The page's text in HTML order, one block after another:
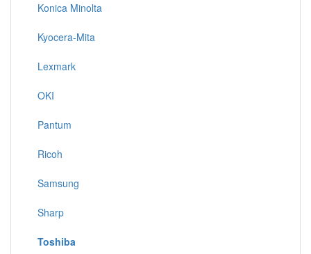
Konica Minolta
Kyocera-Mita
Lexmark
OKI
Pantum
Ricoh
Samsung
Sharp
Toshiba